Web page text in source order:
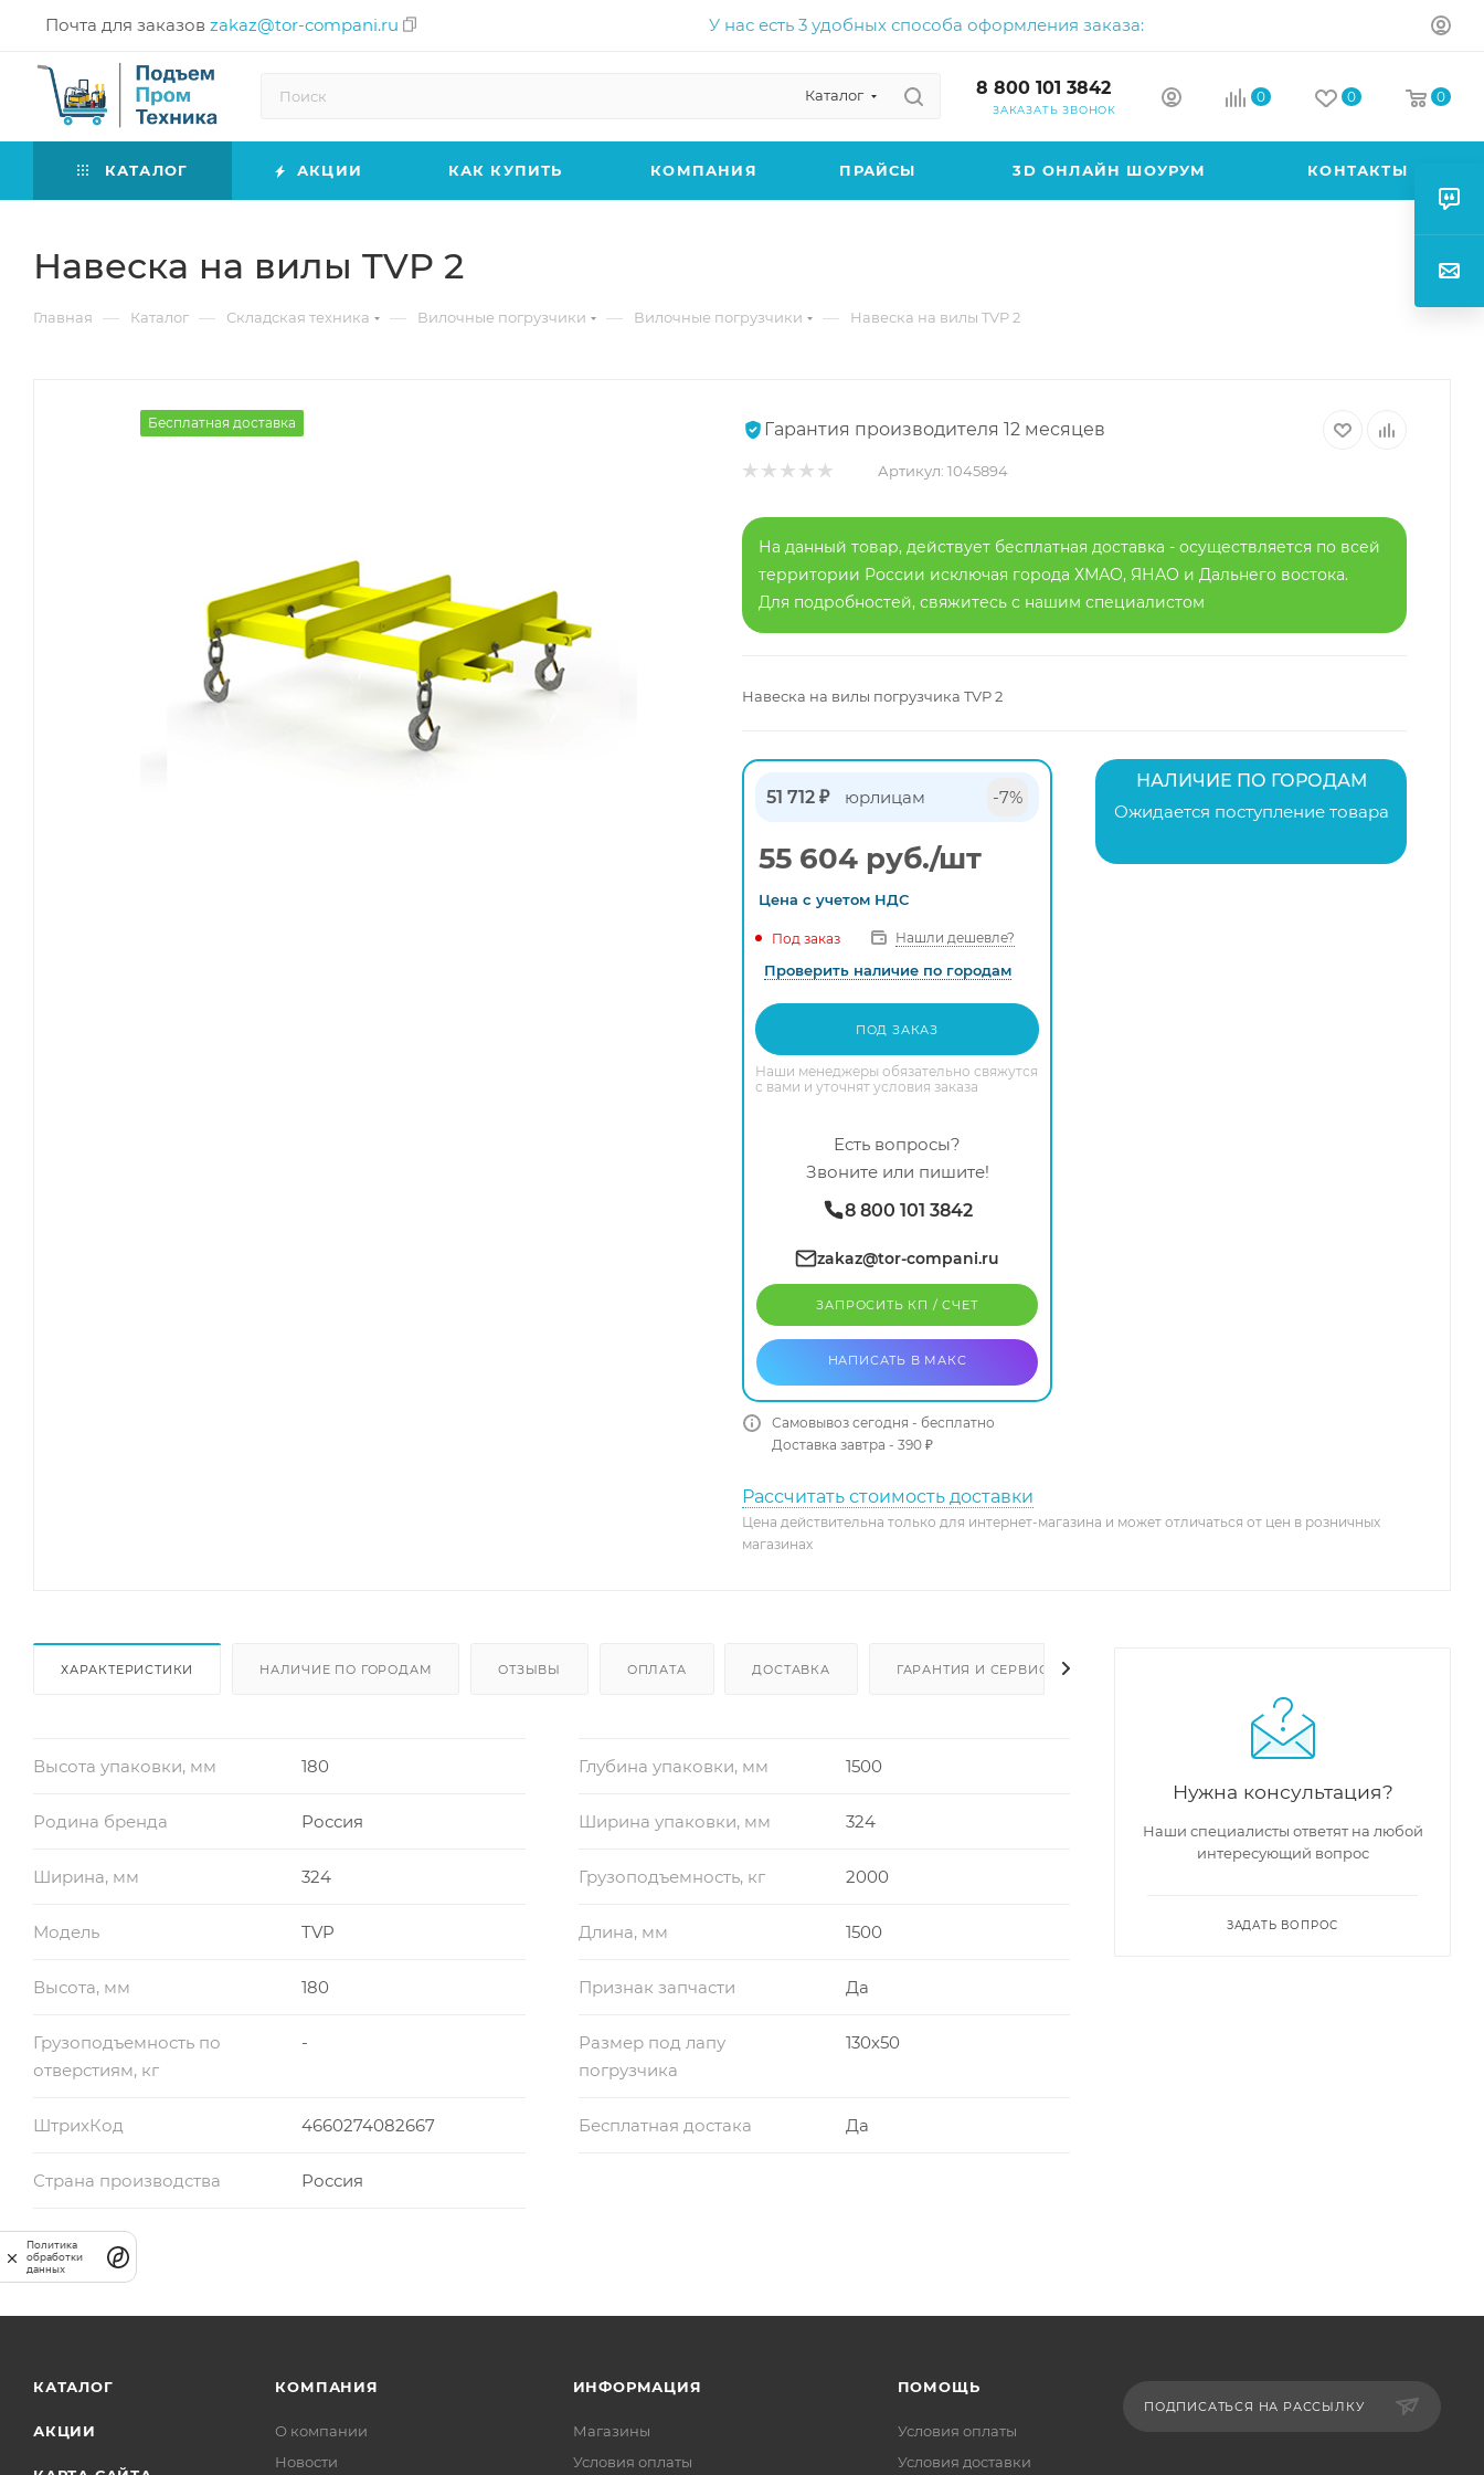
Почта для заказов zakaz@tor-compani.ru У нас есть 3 удобных способа оформления заказа:
Каталог 8 800 101 3842
ЗАКАЗАТЬ ЗВОНОК
0 0 0
КАТАЛОГ АКЦИИ КАК КУПИТЬ КОМПАНИЯ ПРАЙСЫ 3D ОНЛАЙН ШОУРУМ КОНТАКТЫ
Навеска на вилы TVP 2
Главная — Каталог — Складская техника — Вилочные погрузчики — Вилочные погрузчики — Навеска на вилы TVP 2
Бесплатная доставка Гарантия производителя 12 месяцев
Артикул: 1045894
На данный товар, действует бесплатная доставка - осуществляется по всей
территории России исключая города ХМАО, ЯНАО и Дальнего востока.
Для подробностей, свяжитесь с нашим специалистом
Навеска на вилы погрузчика TVP 2
51 712 ₽ юрлицам -7%
55 604 руб./шт
Цена с учетом НДС
Под заказ Нашли дешевле?
Проверить наличие по городам
ПОД ЗАКАЗ
Наши менеджеры обязательно свяжутся
с вами и уточнят условия заказа
Есть вопросы?
Звоните или пишите!
8 800 101 3842
zakaz@tor-compani.ru
ЗАПРОСИТЬ КП / CЧЕТ
НАПИСАТЬ В МАКС
Самовывоз сегодня - бесплатно
Доставка завтра - 390 ₽
НАЛИЧИЕ ПО ГОРОДАМ
Ожидается поступление товара
Рассчитать стоимость доставки
Цена действительна только для интернет-магазина и может отличаться от цен в розничных
магазинах
ХАРАКТЕРИСТИКИ НАЛИЧИЕ ПО ГОРОДАМ ОТЗЫВЫ ОПЛАТА ДОСТАВКА ГАРАНТИЯ И СЕРВИС
Высота упаковки, мм 180 Глубина упаковки, мм 1500
Родина бренда Россия Ширина упаковки, мм 324
Ширина, мм 324 Грузоподъемность, кг 2000
Модель TVP Длина, мм 1500
Высота, мм 180 Признак запчасти Да
Грузоподъемность по
отверстиям, кг
-
Размер под лапу
погрузчика
130х50
ШтрихКод 4660274082667 Бесплатная достака Да
Страна производства Россия
Нужна консультация?
Наши специалисты ответят на любой
интересующий вопрос
ЗАДАТЬ ВОПРОС
КАТАЛОГ
АКЦИИ
КОМПАНИЯ
О компании
Новости
ИНФОРМАЦИЯ
Магазины
Условия оплаты
ПОМОЩЬ
Условия оплаты
Условия доставки
ПОДПИСАТЬСЯ НА РАССЫЛКУ
Политика
обработки
данных